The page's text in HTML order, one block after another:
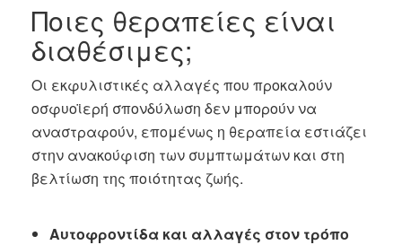
Ποιες θεραπείες είναι
διαθέσιμες;
Οι εκφυλιστικές αλλαγές που προκαλούν
οσφυοϊερή σπονδύλωση δεν μπορούν να
αναστραφούν, επομένως η θεραπεία εστιάζει
στην ανακούφιση των συμπτωμάτων και στη
βελτίωση της ποιότητας ζωής.
Αυτοφροντίδα και αλλαγές στον τρόπο